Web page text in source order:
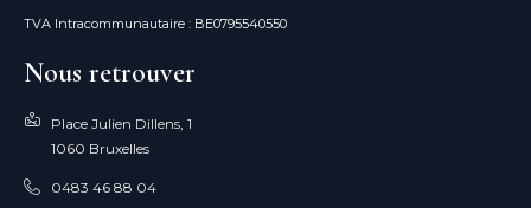
TVA Intracommunautaire : BE0795540550
Nous retrouver
Place Julien Dillens, 1
1060 Bruxelles
0483 46 88 04